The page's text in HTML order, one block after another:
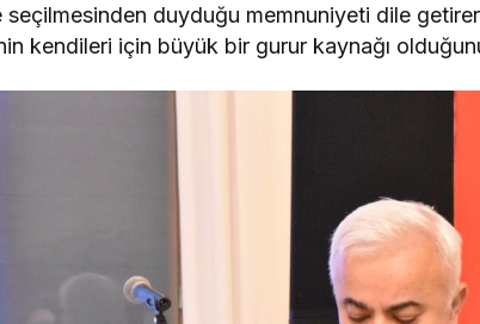
seçilmesinden duyduğu memnuniyeti dile
kendileri için büyük bir gurur kaynağı